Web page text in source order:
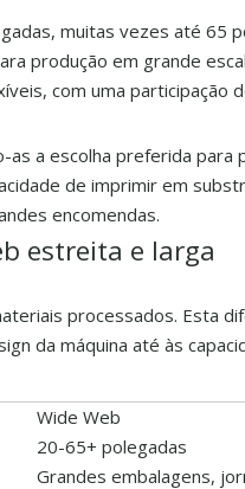
muitas vezes até 65
produção em grande
com uma participação
a escolha preferida para
de imprimir em
encomendas.
estreita e larga
processados. Esta
da máquina até às
Wide Web
20-65+ polegadas
Grandes embalagens,